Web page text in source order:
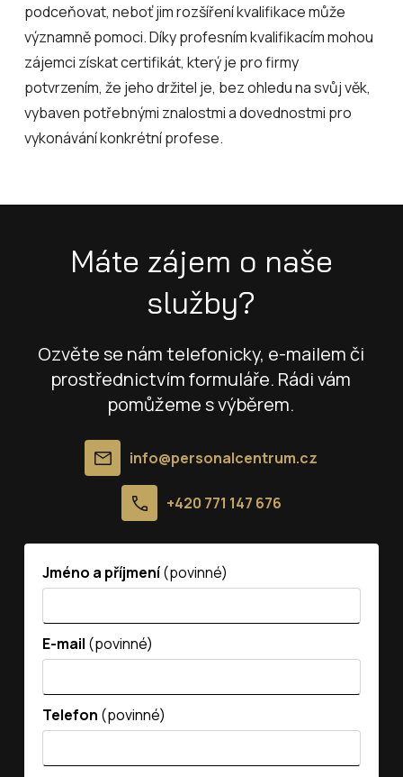
podceňovat, neboť jim rozšíření kvalifikace může
významně pomoci. Díky profesním kvalifikacím mohou
zájemci získat certifikát, který je pro firmy
potvrzením, že jeho držitel je, bez ohledu na svůj věk,
vybaven potřebnými znalostmi a dovednostmi pro
vykonávání konkrétní profese.
Máte zájem o naše
služby?
Ozvěte se nám telefonicky, e-mailem či
prostřednictvím formuláře. Rádi vám
pomůžeme s výběrem.
info@personalcentrum.cz
+420 771 147 676
Jméno a příjmení(povinné)
E-mail (povinné)
Telefon (povinné)